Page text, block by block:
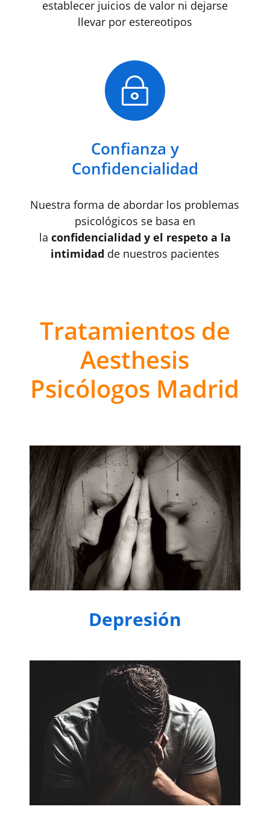
establecer juicios de valor ni dejarse
llevar por estereotipos
~
Confianza y
Confidencialidad
Nuestra forma de abordar los problemas
psicológicos se basa en
la confidencialidad y el respeto a la
intimidad de nuestros pacientes
Tratamientos de
Aesthesis
Psicólogos Madrid
Depresión